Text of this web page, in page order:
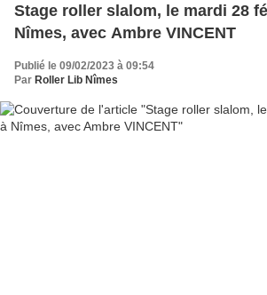
Stage roller slalom, le mardi 28
Nîmes, avec Ambre VINCENT
Publié le 09/02/2023 à 09:54
Par Roller Lib Nîmes